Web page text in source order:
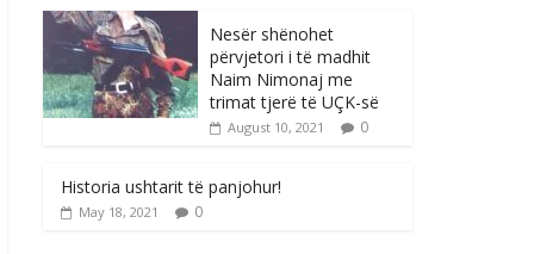
Nesër shënohet
përvjetori i të madhit
Naim Nimonaj me
trimat tjerë të UÇK-së
August 10, 2021 0
Historia ushtarit të panjohur!
May 18, 2021 0